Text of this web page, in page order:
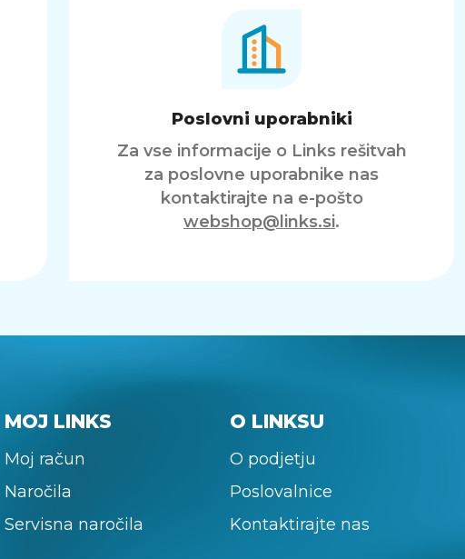
Poslovni uporabniki
Za vse informacije o Links rešitvah
za poslovne uporabnike nas
kontaktirajte na e-pošto
webshop@links.si.
MOJ LINKS
Moj račun
Naročila
Servisna naročila
O LINKSU
O podjetju
Poslovalnice
Kontaktirajte nas